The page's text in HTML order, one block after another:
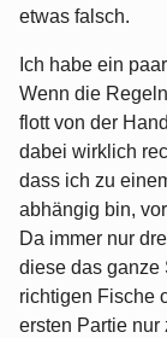
etwas falsch.
Ich habe ein
Wenn die
flott von der
dabei wirklich
dass ich zu
abhängig bin,
Da immer nur
diese das ganze
richtigen Fische
ersten Partie